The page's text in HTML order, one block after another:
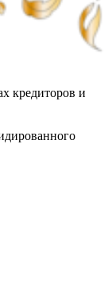
кредиторов и